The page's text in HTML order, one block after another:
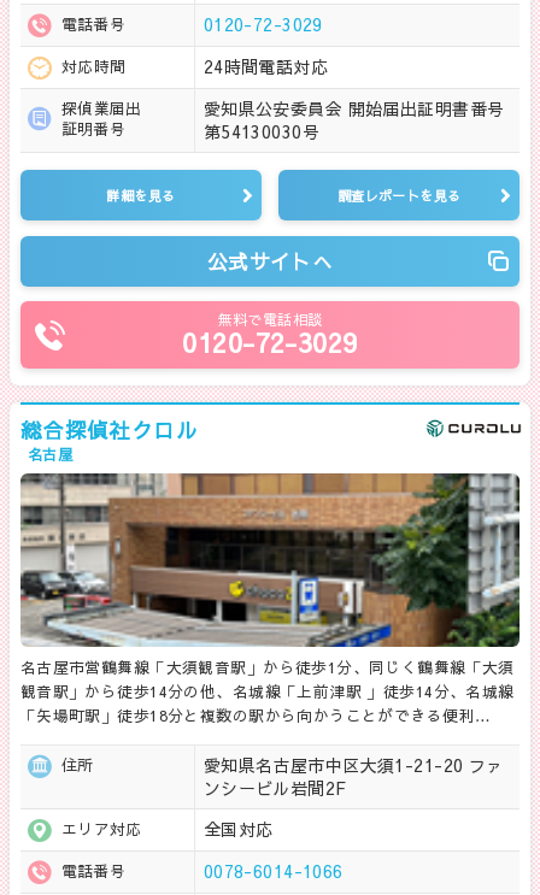
電話番号 0120-72-3029
対応時間 24時間電話対応
探偵業届出
証明番号
愛知県公安委員会 開始届出証明書番号
第54130030号
詳細を見る 調査レポートを見る
公式サイトへ
無料で電話相談
0120-72-3029
総合探偵社クロル
名古屋
名古屋市営鶴舞線「大須観音駅」から徒歩1分、同じく鶴舞線「大須
観音駅」から徒歩14分の他、名城線「上前津駅 」徒歩14分、名城線
「矢場町駅」徒歩18分と複数の駅から向かうことができる便利…
住所
愛知県名古屋市中区大須1-21-20 ファ
ンシービル岩間2F
エリア対応 全国対応
電話番号 0078-6014-1066